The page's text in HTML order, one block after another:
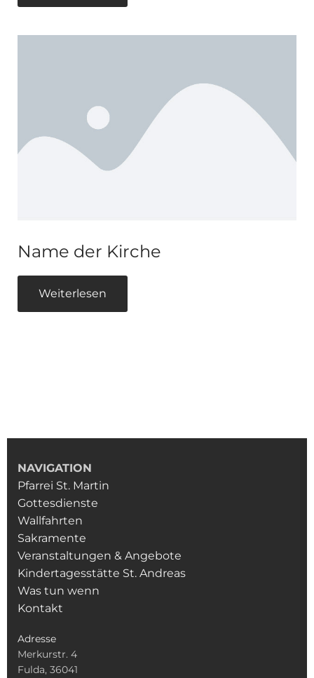
Name der Kirche
Weiterlesen
NAVIGATION
Pfarrei St. Martin
Gottesdienste
Wallfahrten
Sakramente
Veranstaltungen & Angebote
Kindertagesstätte St. Andreas
Was tun wenn
Kontakt
Adresse
Merkurstr. 4
Fulda, 36041